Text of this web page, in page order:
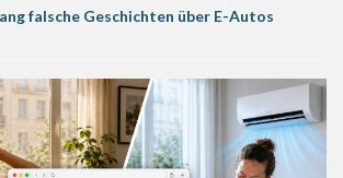
falsche Geschichten über E-Autos